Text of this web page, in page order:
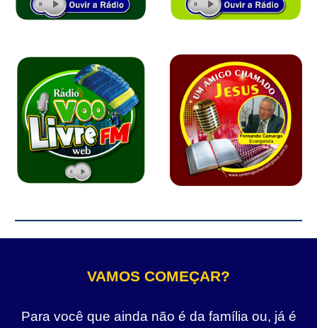
VAMOS COMEÇAR?
Para você que ainda não é da família ou, já é